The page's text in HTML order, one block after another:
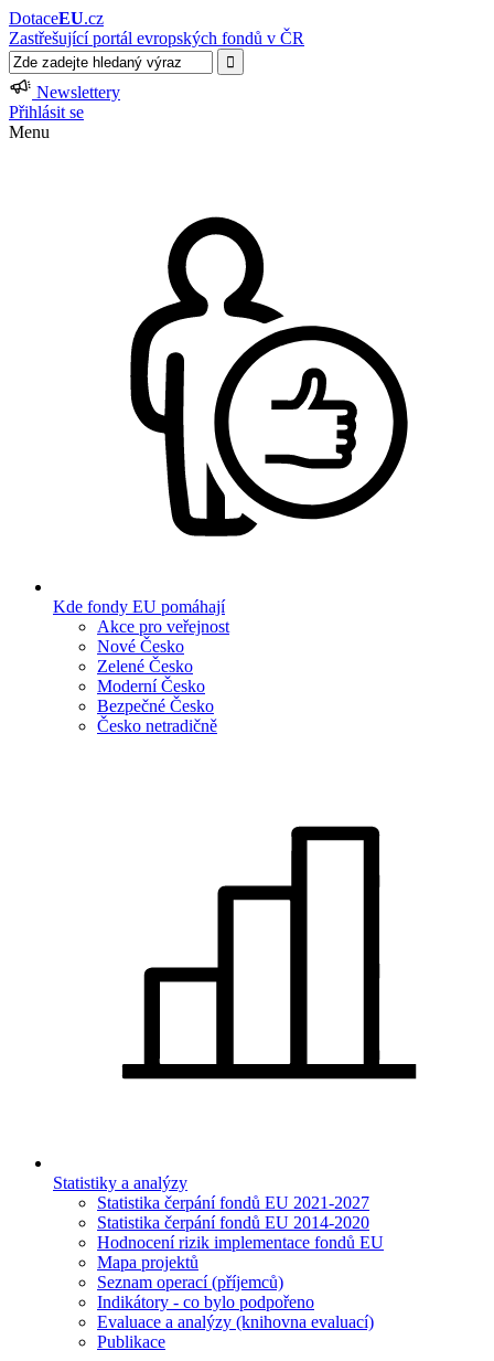
DotaceEU.cz
Zastřešující portál evropských fondů v ČR
Newslettery
Přihlásit se
Menu
Kde fondy EU pomáhají
Akce pro veřejnost
Nové Česko
Zelené Česko
Moderní Česko
Bezpečné Česko
Česko netradičně
Statistiky a analýzy
Statistika čerpání fondů EU 2021-2027
Statistika čerpání fondů EU 2014-2020
Hodnocení rizik implementace fondů EU
Mapa projektů
Seznam operací (příjemců)
Indikátory - co bylo podpořeno
Evaluace a analýzy (knihovna evaluací)
Publikace